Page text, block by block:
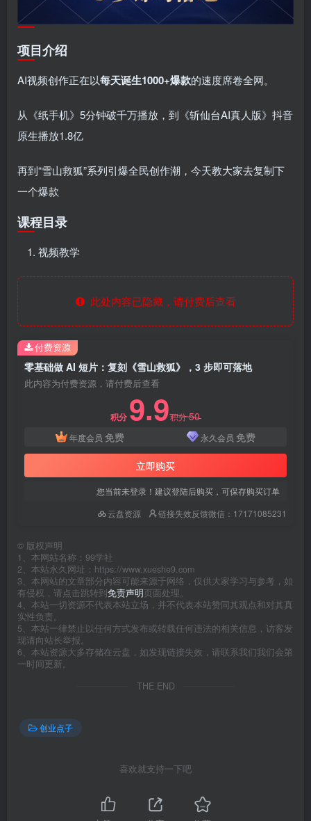
项目介绍
AI视频创作正在以每天诞生1000+爆款的速度席卷全网。
从《纸手机》5分钟破千万播放，到《斩仙台AI真人版》抖音
原生播放1.8亿
再到“雪山救狐”系列引爆全民创作潮，今天教大家去复制下
一个爆款
课程目录
视频教学
此处内容已隐藏，请付费后查看
零基础做 AI 短片：复刻《雪山救狐》，3 步即可落地
此内容为付费资源，请付费后查看
积分 9.9积分50
年度会员 免费 永久会员 免费
立即购买
您当前未登录！建议登陆后购买，可保存购买订单
云盘资源
链接失效反馈微信：17171085231
付费资源
© 版权声明
1、本网站名称：99学社
2、本站永久网址：https://www.xueshe9.com
3、本网站的文章部分内容可能来源于网络，仅供大家学习与参考，如
有侵权，请点击跳转到免责声明页面处理。
4、本站一切资源不代表本站立场，并不代表本站赞同其观点和对其真
实性负责。
5、本站一律禁止以任何方式发布或转载任何违法的相关信息，访客发
现请向站长举报。
6、本站资源大多存储在云盘，如发现链接失效，请联系我们我们会第
一时间更新。
THE END
创业点子
喜欢就支持一下吧